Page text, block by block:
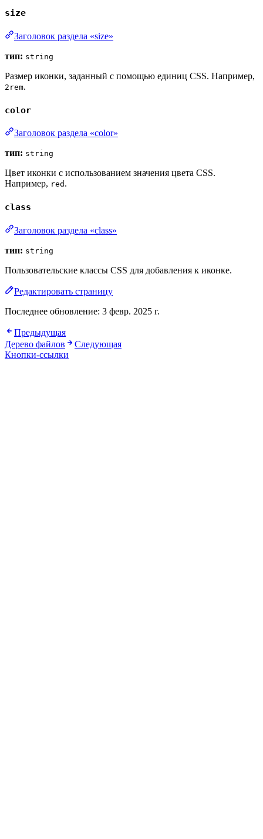
size
Заголовок раздела «size»
тип: string
Размер иконки, заданный с помощью единиц CSS. Например,
2rem.
color
Заголовок раздела «color»
тип: string
Цвет иконки с использованием значения цвета CSS.
Например, red .
class
Заголовок раздела «class»
тип: string
Пользовательские классы CSS для добавления к иконке.
Редактировать страницу
Последнее обновление: 3 февр. 2025 г.
Предыдущая
Дерево файлов
Следующая
Кнопки-ссылки